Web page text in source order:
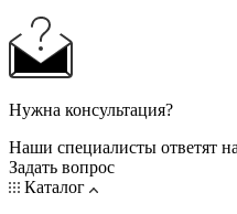
Нужна консультация?
Наши специалисты ответят
Задать вопрос
Каталог